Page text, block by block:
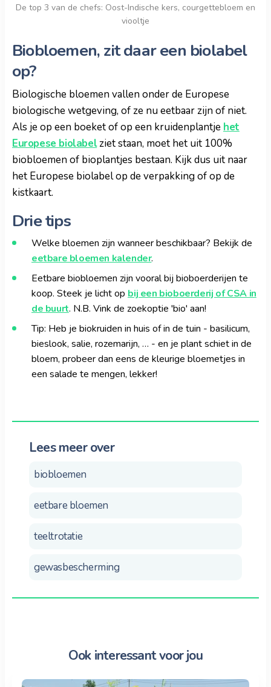
De top 3 van de chefs: Oost-Indische kers, courgettebloem en
viooltje
Biobloemen, zit daar een biolabel
op?
Biologische bloemen vallen onder de Europese
biologische wetgeving, of ze nu eetbaar zijn of niet.
Als je op een boeket of op een kruidenplantje het
Europese biolabelziet staan, moet het uit 100%
biobloemen of bioplantjes bestaan. Kijk dus uit naar
het Europese biolabel op de verpakking of op de
kistkaart.
Drie tips
Welke bloemen zijn wanneer beschikbaar? Bekijk de
eetbare bloemen kalender.
Eetbare biobloemen zijn vooral bij bioboerderijen te
koop. Steek je licht op bij een bioboerderij of CSA in
de buurt. N.B. Vink de zoekoptie 'bio' aan!
Tip: Heb je biokruiden in huis of in de tuin - basilicum,
bieslook, salie, rozemarijn, … - en je plant schiet in de
bloem, probeer dan eens de kleurige bloemetjes in
een salade te mengen, lekker!
Lees meer over
biobloemen
eetbare bloemen
teeltrotatie
gewasbescherming
Ook interessant voor jou